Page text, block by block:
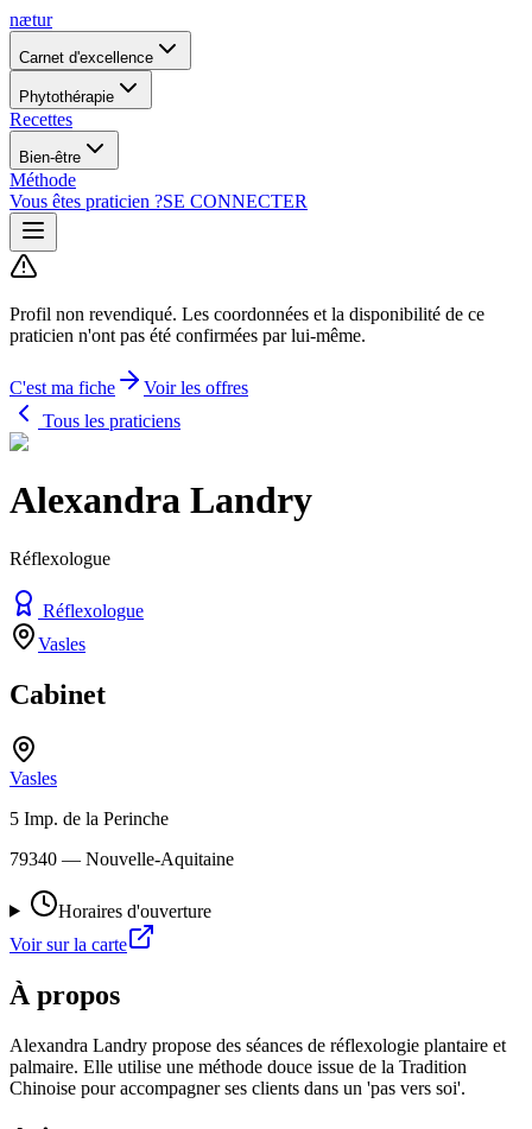
nætur
Carnet d'excellence
Phytothérapie
Recettes
Bien-être
Méthode
Vous êtes praticien ?SE CONNECTER
Profil non revendiqué. Les coordonnées et la disponibilité de ce
praticien n'ont pas été confirmées par lui-même.
C'est ma fiche
Voir les offres
Tous les praticiens
Alexandra Landry
Réflexologue
Réflexologue
Vasles
Cabinet
Vasles
5 Imp. de la Perinche
79340 — Nouvelle-Aquitaine
Horaires d'ouverture
Voir sur la carte
À propos
Alexandra Landry propose des séances de réflexologie plantaire et
palmaire. Elle utilise une méthode douce issue de la Tradition
Chinoise pour accompagner ses clients dans un 'pas vers soi'.